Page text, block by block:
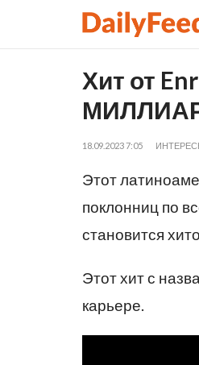
Хит от
18.09.2023 7:05
Этот
поклонниц по
становится
Этот хит с
карьере.